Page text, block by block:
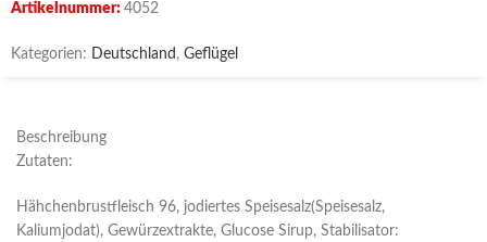
Artikelnummer: 4052
Kategorien: Deutschland , Geflügel
Beschreibung
Zutaten:
Hähchenbrustfleisch 96, jodiertes Speisesalz(Speisesalz,
Kaliumjodat), Gewürzextrakte, Glucose Sirup, Stabilisator: